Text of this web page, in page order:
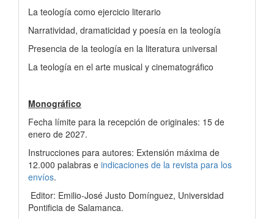
La teología como ejercicio literario
Narratividad, dramaticidad y poesía en la teología
Presencia de la teología en la literatura universal
La teología en el arte musical y cinematográfico
Monográfico
Fecha límite para la recepción de originales: 15 de
enero de 2027.
Instrucciones para autores: Extensión máxima de
12.000 palabras e indicaciones de la revista para los
envíos.
Editor: Emilio-José Justo Domínguez, Universidad
Pontificia de Salamanca.